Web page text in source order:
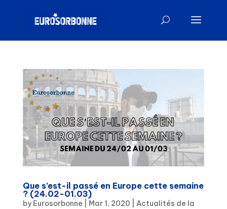
Que s’est-il passé en Europe cette semaine
? (24.02-01.03)
by Eurosorbonne Mar 1, 2020
Actualités de la